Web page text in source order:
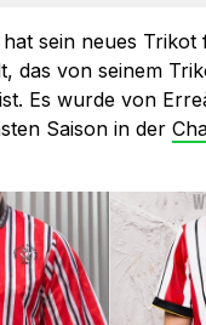
hat sein neues Trikot
das von seinem
Es wurde von
Saison in der